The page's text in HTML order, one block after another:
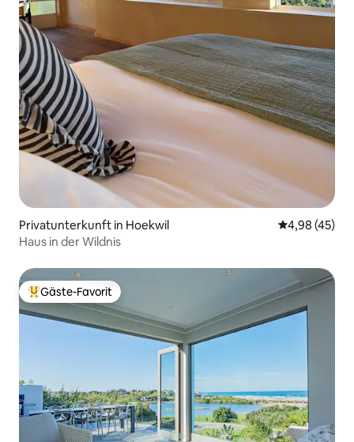
Privatunterkunft in Hoekwil
4,98 (45)
Haus in der Wildnis
Beliebter Gäste-Favorit.
Gäste-Favorit